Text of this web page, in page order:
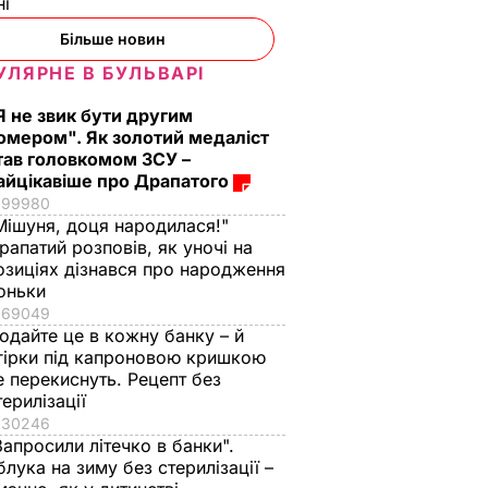
Більше новин
В БУЛЬВАРІ
не звик бути другим
Як золотий медаліст
головкомом ЗСУ –
про Драпатого
99980
доця народилася!"
розповів, як уночі на
дізнався про народження
69049
це в кожну банку – й
під капроновою кришкою
перекиснуть. Рецепт без
30246
літечко в банки".
на зиму без стерилізації –